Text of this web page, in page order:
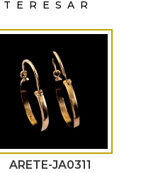
ARETE-JA0311